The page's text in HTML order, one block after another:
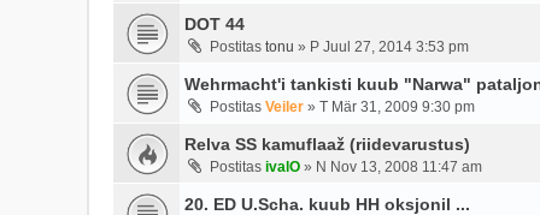
DOT 44
Postitas tonu » P Juul 27, 2014 3:53 pm
Wehrmacht'i tankisti kuub "Narwa"
Postitas Veiler » T Mär 31, 2009 9:30 pm
Relva SS kamuflaaž (riidevarustus)
Postitas ivalO » N Nov 13, 2008 11:47 am
20. ED U.Scha. kuub HH oksjonil ...